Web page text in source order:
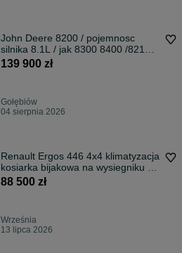
John Deere 8200 / pojemnosc
silnika 8.1L / jak 8300 8400 /8210
PIEKNY STAN
139 900 zł
Gołębiów
04 sierpnia 2026
Renault Ergos 446 4x4 klimatyzacja
kosiarka bijakowa na wysiegniku tur
ladowacz czolowy, Class Celtis 446,
88 500 zł
Września
13 lipca 2026